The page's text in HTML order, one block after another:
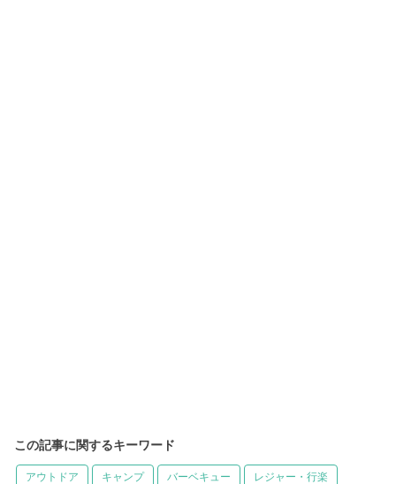
この記事に関するキーワード
アウトドア キャンプ バーベキュー レジャー・行楽